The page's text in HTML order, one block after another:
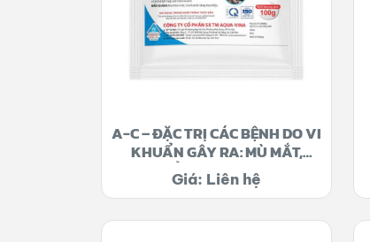
A-C – ĐẶC TRỊ CÁC BỆNH DO VI
KHUẨN GÂY RA: MÙ MẮT,
QUEO CỔ, ĐỎ CHÂN, LỞ LOÉT,
SÌNH BỤNG, CHƯỚNG HƠI,
KHÔNG RÕ NGUYÊN NHÂN
Giá: Liên hệ